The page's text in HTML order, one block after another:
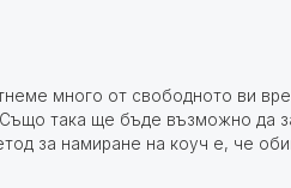
много от свободното ви
така ще бъде възможно да
за намиране на коуч е, че